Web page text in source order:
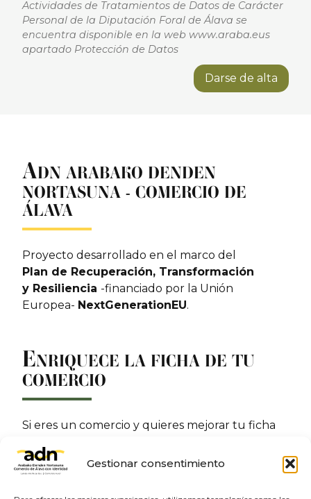
Gestionar consentimiento
Actividades de Tratamientos de Datos de Carácter
Personal de la Diputación Foral de Álava se
encuentra disponible en la web www.araba.eus
apartado Protección de Datos
Darse de alta
ADN ARABAKO DENDEN
NORTASUNA - COMERCIO DE
ÁLAVA
Proyecto desarrollado en el marco del
Plan de Recuperación, Transformación
y Resiliencia -financiado por la Unión
Europea- NextGenerationEU.
ENRIQUECE LA FICHA DE TU
COMERCIO
Si eres un comercio y quieres mejorar tu ficha
web o las redes sociales. Contacta con nosotros:
Enriquece tu ficha